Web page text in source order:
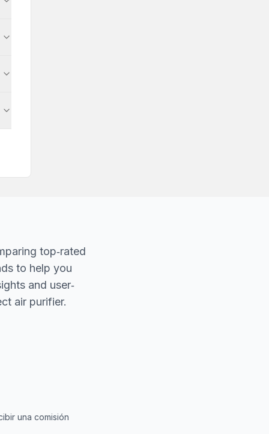
top‐rated
to help you
and user‐
air purifier.
una comisión